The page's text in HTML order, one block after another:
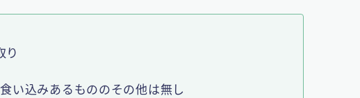
り
い込みあるもののその他は無し